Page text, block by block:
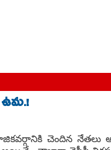
ఉమ.!
చెందిన